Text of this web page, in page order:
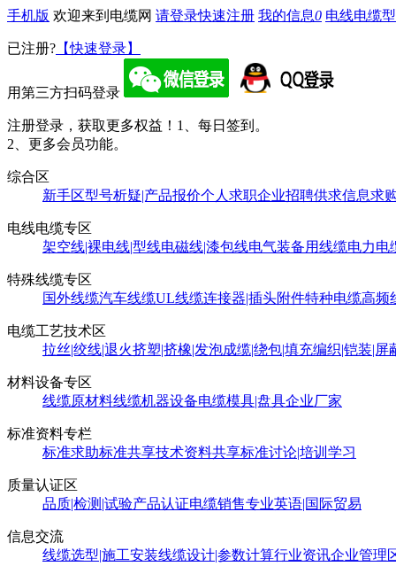
手机版 欢迎来到电缆网 请登录快速注册 我的信息0 电线电缆
已注册? 【快速登录】
用第三方扫码登录
注册登录，获取更多权益！ 1、每日签到。
2、更多会员功能。
综合区
新手区型号析疑|产品报价个人求职企业招聘供求信息求
电线电缆专区
架空线|裸电线|型线电磁线|漆包线电气装备用线缆电力电
特殊线缆专区
国外线缆汽车线缆UL线缆连接器|插头附件特种电缆高频
电缆工艺技术区
拉丝|绞线|退火挤塑|挤橡|发泡成缆|绕包|填充编织|铠装|屏
材料设备专区
线缆原材料线缆机器设备电缆模具|盘具企业厂家
标准资料专栏
标准求助标准共享技术资料共享标准讨论|培训学习
质量认证区
品质|检测|试验产品认证电缆销售专业英语|国际贸易
信息交流
线缆选型|施工安装线缆设计|参数计算行业资讯企业管理